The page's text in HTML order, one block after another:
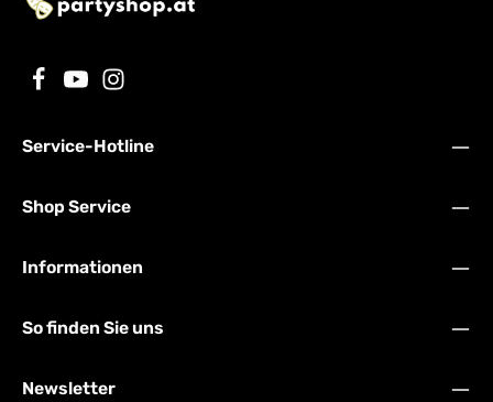
Service-Hotline
Shop Service
Informationen
So finden Sie uns
Newsletter